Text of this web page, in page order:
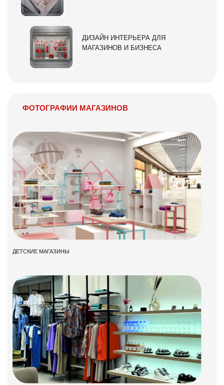
ДИЗАЙН ИНТЕРЬЕРА ДЛЯ
МАГАЗИНОВ И БИЗНЕСА
ФОТОГРАФИИ МАГАЗИНОВ
ДЕТСКИЕ МАГАЗИНЫ